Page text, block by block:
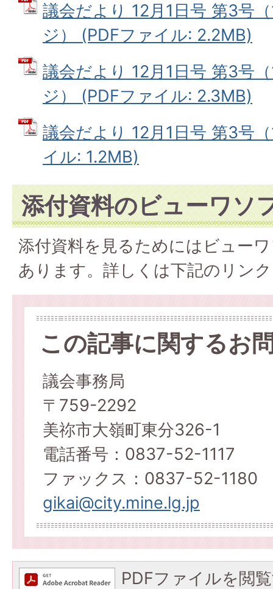
議会だより 12月1日号 第3号
ジ） (PDFファイル: 2.2MB)
議会だより 12月1日号 第3号
ジ） (PDFファイル: 2.3MB)
議会だより 12月1日号 第3号
イル: 1.2MB)
添付資料のビューワソ
添付資料を見るためにはビュー
あります。詳しくは下記のリン
この記事に関するお
議会事務局
〒759-2292
美祢市大嶺町東分326-1
電話番号：0837-52-1117
ファックス：0837-52-1180
gikai@city.mine.lg.jp
PDFファイルを閲